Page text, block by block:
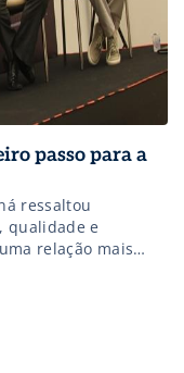
passo para a
ressaltou
qualidade e
relação mais